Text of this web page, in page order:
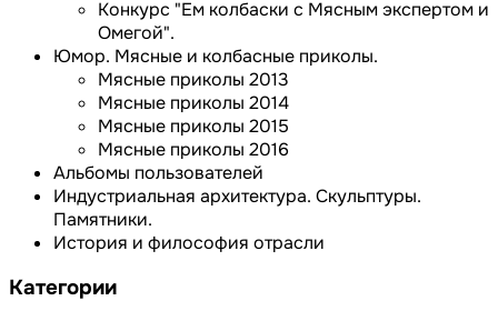
Конкурс "Ем колбаски с Мясным экспертом и
Омегой".
Юмор. Мясные и колбасные приколы.
Мясные приколы 2013
Мясные приколы 2014
Мясные приколы 2015
Мясные приколы 2016
Альбомы пользователей
Индустриальная архитектура. Скульптуры.
Памятники.
История и философия отрасли
Категории